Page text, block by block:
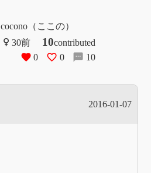
cocono（ここの）
10contributed
0
0 10
2016-01-07